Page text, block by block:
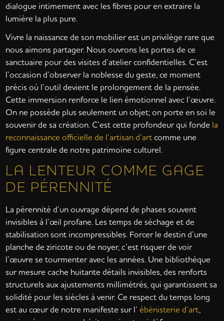
dialogue intimement avec les fibres pour en extraire la
lumière la plus pure.
Vivre la naissance de son mobilier est un privilège rare que
nous aimons partager. Nous ouvrons les portes de ce
sanctuaire pour des visites d’atelier confidentielles. C’est
l’occasion d’observer la noblesse du geste, ce moment
précis où l’outil devient le prolongement de la pensée.
Cette immersion renforce le lien émotionnel avec l’œuvre.
On ne possède plus seulement un objet; on porte en soi le
souvenir de sa création. C’est cette profondeur qui fonde la
reconnaissance officielle de l’artisan d’artcomme une
figure centrale de notre patrimoine culturel.
LA LENTEUR COMME GAGE
DE PÉRENNITÉ
La pérennité d’un ouvrage dépend de phases souvent
invisibles à l’œil profane. Les temps de séchage et de
stabilisation sont incompressibles. Forcer le destin d’une
planche de ziricote ou de noyer, c’est risquer de voir
l’œuvre se tourmenter avec les années. Une bibliothèque
sur mesure cache huitante détails invisibles, des renforts
structurels aux ajustements millimétrés, qui garantissent sa
solidité pour les siècles à venir. Ce respect du temps long
est au cœur de notre manifeste sur l’ébénisterie d’art,